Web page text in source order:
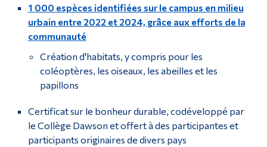
1 000 espèces identifiées sur le campus en milieu
urbain entre 2022 et 2024, grâce aux efforts de la
communauté
Création d'habitats, y compris pour les
coléoptères, les oiseaux, les abeilles et les
papillons
Certificat sur le bonheur durable, codéveloppé par
le Collège Dawson et offert à des participantes et
participants originaires de divers pays